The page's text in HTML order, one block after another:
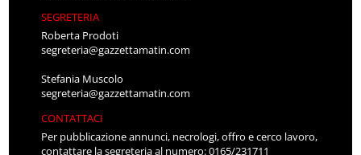
SEGRETERIA
Roberta Prodoti
segreteria@gazzettamatin.com
Stefania Muscolo
segreteria@gazzettamatin.com
CONTATTACI
Per pubblicazione annunci, necrologi, offro e cerco lavoro,
contattare la segreteria al numero: 0165/231711